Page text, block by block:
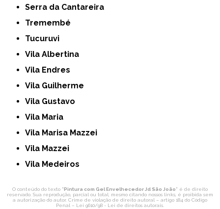
Serra da Cantareira
Tremembé
Tucuruvi
Vila Albertina
Vila Endres
Vila Guilherme
Vila Gustavo
Vila Maria
Vila Marisa Mazzei
Vila Mazzei
Vila Medeiros
O conteúdo do texto "Pintura com Gel Envelhecedor Jd São João" é de direito
reservado. Sua reprodução, parcial ou total, mesmo citando nossos links, é proibida sem
a autorização do autor. Crime de violação de direito autoral – artigo 184 do Código
Penal – Lei 9610/98 - Lei de direitos autorais